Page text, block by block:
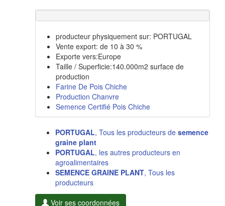
producteur physiquement sur: PORTUGAL
Vente export: de 10 à 30 %
Exporte vers:Europe
Taille / Superficie:140.000m2 surface de
production
Farine De Pois Chiche
Production Chanvre
Semence Certifié Pois Chiche
PORTUGAL, Tous les producteurs de semence
graine plant
PORTUGAL, les autres producteurs en
agroalimentaires
SEMENCE GRAINE PLANT, Tous les
producteurs
Voir ses coordonnées